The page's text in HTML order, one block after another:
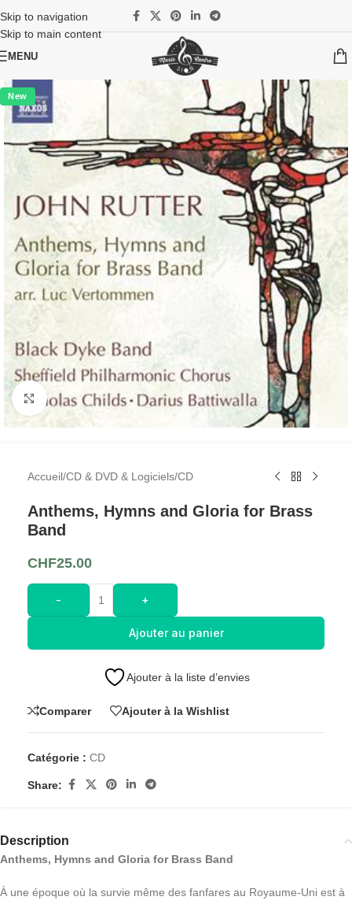
Skip to navigation
Skip to main content
MENU
New
Cliquez pour agrandir l'image
Accueil/CD & DVD & Logiciels/CD
Anthems, Hymns and Gloria for Brass
Band
CHF25.00
- +
Ajouter au panier
Ajouter à la liste d’envies
Comparer Ajouter à la Wishlist
Catégorie : CD
Share:
Description
Anthems, Hymns and Gloria for Brass Band
À une époque où la survie même des fanfares au Royaume-Uni est à